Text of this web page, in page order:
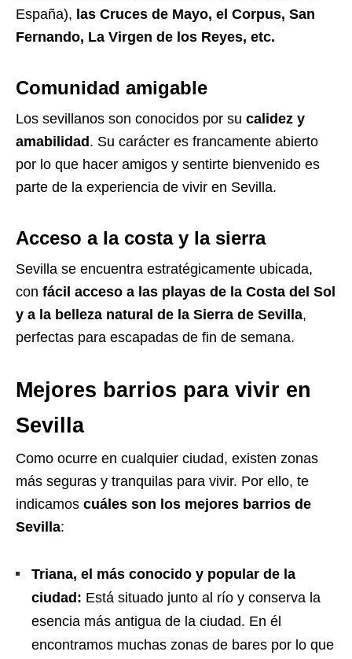
España), las Cruces de Mayo, el Corpus, San
Fernando, La Virgen de los Reyes, etc.
Comunidad amigable
Los sevillanos son conocidos por su calidez y
amabilidad. Su carácter es francamente abierto
por lo que hacer amigos y sentirte bienvenido es
parte de la experiencia de vivir en Sevilla.
Acceso a la costa y la sierra
Sevilla se encuentra estratégicamente ubicada,
con fácil acceso a las playas de la Costa del Sol
y a la belleza natural de la Sierra de Sevilla,
perfectas para escapadas de fin de semana.
Mejores barrios para vivir en
Sevilla
Como ocurre en cualquier ciudad, existen zonas
más seguras y tranquilas para vivir. Por ello, te
indicamos cuáles son los mejores barrios de
Sevilla:
Triana, el más conocido y popular de la
ciudad: Está situado junto al río y conserva la
esencia más antigua de la ciudad. En él
encontramos muchas zonas de bares por lo que